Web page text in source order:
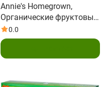
Annie's Homegrown,
Органические фруктовые
кролики, вкус
виноградное изобилие, 5
г) каждый
0.0